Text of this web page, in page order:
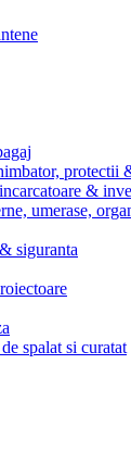
protectii
&
umerase,
siguranta
spalat si curatat